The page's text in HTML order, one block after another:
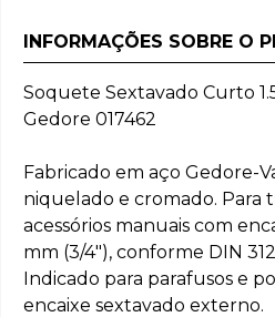
INFORMAÇÕES SOBRE O
Soquete Sextavado Curto
Gedore 017462
Fabricado em aço Gedore-
niquelado e cromado. Para
acessórios manuais com
mm (3/4"), conforme DIN
Indicado para parafusos e
encaixe sextavado externo.